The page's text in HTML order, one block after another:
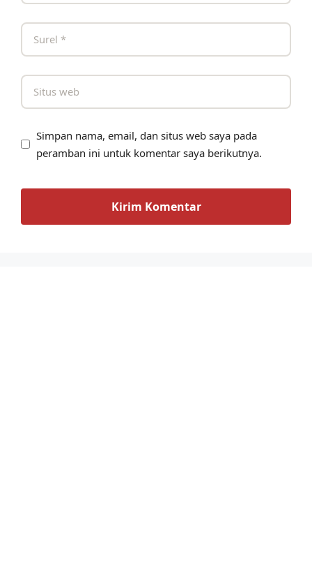
Simpan nama, email, dan situs web saya pada
peramban ini untuk komentar saya berikutnya.